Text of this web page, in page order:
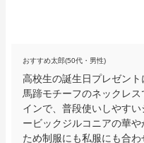
おすすめ太郎(50代・男性)
高校生の誕生日プレゼン
馬蹄モチーフのネックレ
インで、普段使いしやす
ービックジルコニアの華
ため制服にも私服にも合